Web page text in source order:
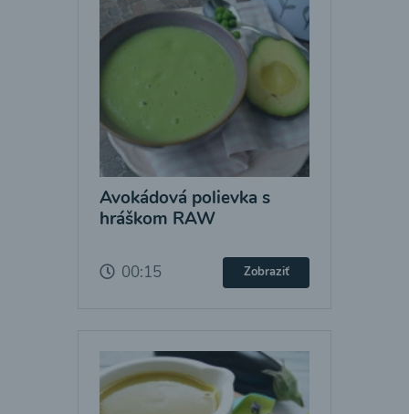
Avokádová polievka s
hráškom RAW
00:15 Zobraziť